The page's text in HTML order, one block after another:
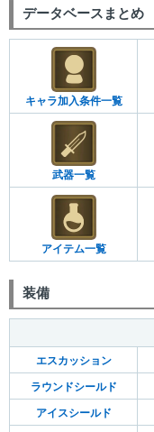
データベースまとめ
キャラ加入条件一覧
武器一覧
アイテム一覧
装備
エスカッション
ラウンドシールド
アイスシールド